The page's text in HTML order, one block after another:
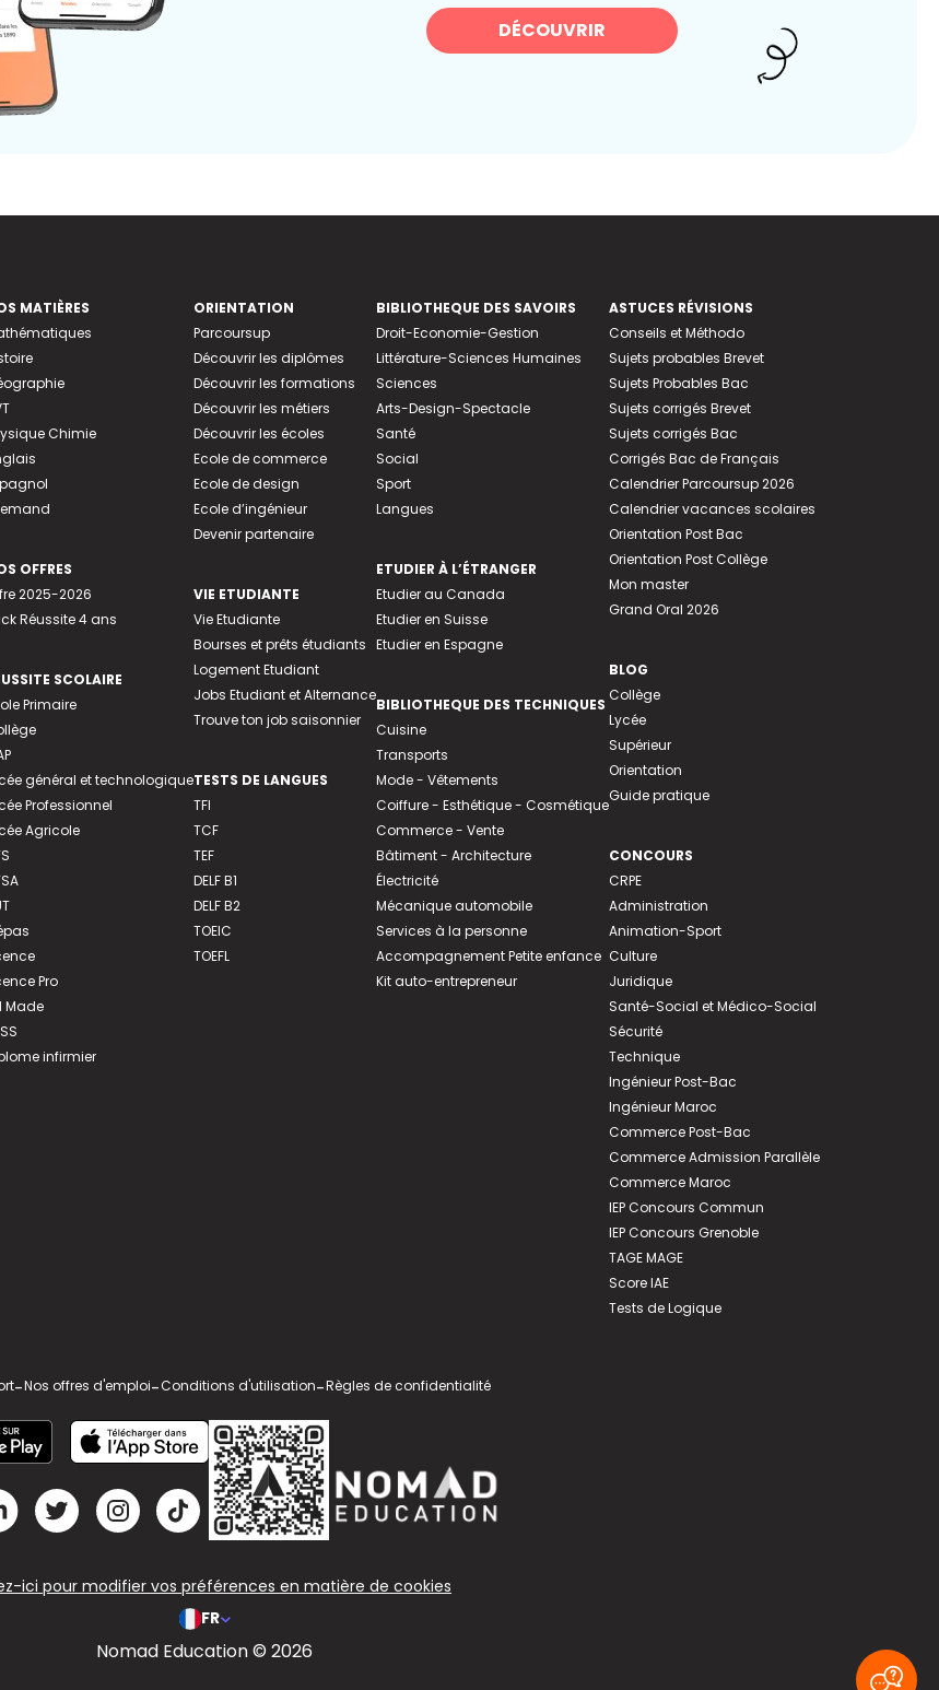
DÉCOUVRIR
MATIÈRES
Chimie
OFFRES
2025-2026
Réussite 4 ans
SCOLAIRE
Primaire
général et technologique
Professionnel
Agricole
Pro
Made
infirmier
ORIENTATION
Parcoursup
Découvrir les diplômes
Découvrir les formations
Découvrir les métiers
Découvrir les écoles
Ecole de commerce
Ecole de design
Ecole d’ingénieur
Devenir partenaire
VIE ETUDIANTE
Vie Etudiante
Bourses et prêts étudiants
Logement Etudiant
Jobs Etudiant et Alternance
Trouve ton job saisonnier
TESTS DE LANGUES
TFI
TCF
TEF
DELF B1
DELF B2
TOEIC
TOEFL
BIBLIOTHEQUE DES SAVOIRS
Droit-Economie-Gestion
Littérature-Sciences Humaines
Sciences
Arts-Design-Spectacle
Santé
Social
Sport
Langues
ETUDIER À L’ÉTRANGER
Etudier au Canada
Etudier en Suisse
Etudier en Espagne
BIBLIOTHEQUE DES TECHNIQUES
Cuisine
Transports
Mode - Vêtements
Coiffure - Esthétique - Cosmétique
Commerce - Vente
Bâtiment - Architecture
Électricité
Mécanique automobile
Services à la personne
Accompagnement Petite enfance
Kit auto-entrepreneur
ASTUCES RÉVISIONS
Conseils et Méthodo
Sujets probables Brevet
Sujets Probables Bac
Sujets corrigés Brevet
Sujets corrigés Bac
Corrigés Bac de Français
Calendrier Parcoursup 2026
Calendrier vacances scolaires
Orientation Post Bac
Orientation Post Collège
Mon master
Grand Oral 2026
BLOG
Collège
Lycée
Supérieur
Orientation
Guide pratique
CONCOURS
CRPE
Administration
Animation-Sport
Culture
Juridique
Santé-Social et Médico-Social
Sécurité
Technique
Ingénieur Post-Bac
Ingénieur Maroc
Commerce Post-Bac
Commerce Admission Parallèle
Commerce Maroc
IEP Concours Commun
IEP Concours Grenoble
TAGE MAGE
Score IAE
Tests de Logique
-Nos offres d'emploi-Conditions d'utilisation-Règles de confidentialité
ici pour modifier vos préférences en matière de cookies
FR
Nomad Education © 2026